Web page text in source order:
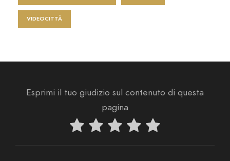
VIDEOCITTÀ
Esprimi il tuo giudizio sul contenuto di questa
pagina